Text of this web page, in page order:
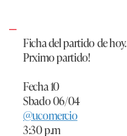
Ficha del partido de hoy.
Prximo partido!
Fecha 10
Sbado 06/04
@ucomercio
3:30 p.m